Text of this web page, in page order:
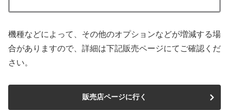
機種などによって、その他のオプションなどが増減する場
合がありますので、詳細は下記販売ページにてご確認くだ
さい。
販売店ページに行く